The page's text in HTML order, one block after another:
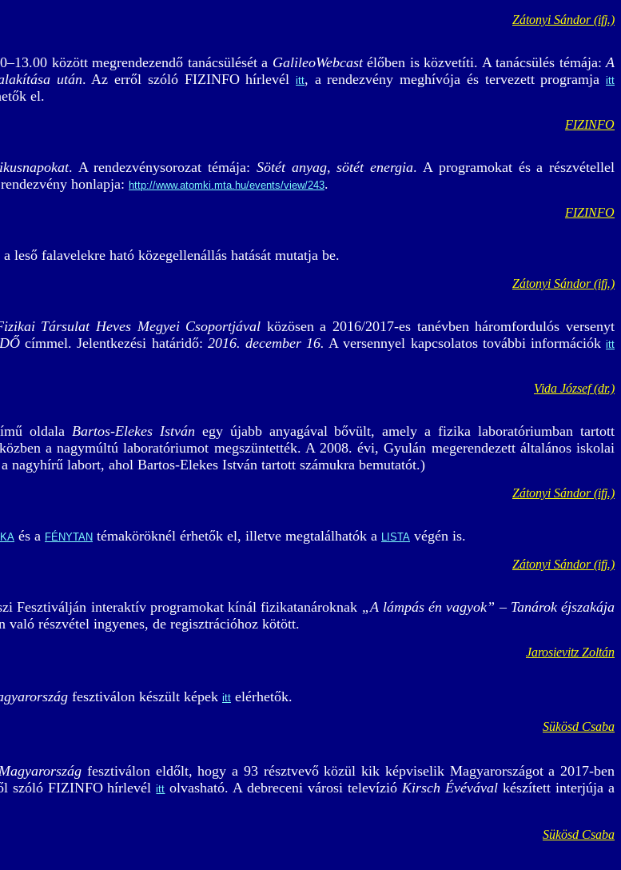
Zátonyi Sándor (ifj.)
között megrendezendő tanácsülését a GalileoWebcastélőben is közvetíti. A tanácsülés témája:A
után. Az erről szóló FIZINFO hírlevélitt, a rendezvény meghívója és tervezett programjaitt
el.
FIZINFO
. A rendezvénysorozat témája: Sötét anyag, sötét energia. A programokat és a részvétellel
honlapja: http://www.atomki.mta.hu/events/view/243.
FIZINFO
leső falavelekre ható közegellenállás hatását mutatja be.
Zátonyi Sándor (ifj.)
Társulat Heves Megyei Csoportjával közösen a 2016/2017-es tanévben háromfordulós versenyt
címmel. Jelentkezési határidő: 2016. december 16. A versennyel kapcsolatos további információkitt
Vida József (dr.)
oldala Bartos-Elekes István egy újabb anyagával bővült, amely a fizika laboratóriumban tartott
a nagymúltú laboratóriumot megszüntették. A 2008. évi, Gyulán megerendezett általános iskolai
nagyhírű labort, ahol Bartos-Elekes István tartott számukra bemutatót.)
Zátonyi Sándor (ifj.)
és a FÉNYTAN témaköröknél érhetők el, illetve megtalálhatók a LISTA végén is.
Zátonyi Sándor (ifj.)
Fesztiválján interaktív programokat kínál fizikatanároknak „A lámpás én vagyok” – Tanárok éjszakája
való részvétel ingyenes, de regisztrációhoz kötött.
Jarosievitz Zoltán
fesztiválon készült képek itt elérhetők.
Sükösd Csaba
fesztiválon eldőlt, hogy a 93 résztvevő közül kik képviselik Magyarországot a 2017-ben
szóló FIZINFO hírlevélitt olvasható. A debreceni városi televízióKirsch Évévával készített interjúja a
Sükösd Csaba